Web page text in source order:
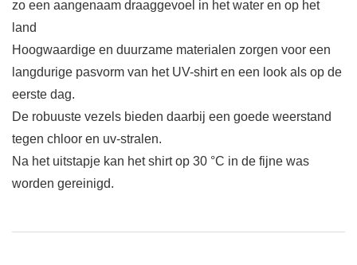
zo een aangenaam draaggevoel in het water en op het
land
Hoogwaardige en duurzame materialen zorgen voor een
langdurige pasvorm van het UV-shirt en een look als op de
eerste dag.
De robuuste vezels bieden daarbij een goede weerstand
tegen chloor en uv-stralen.
Na het uitstapje kan het shirt op 30 °C in de fijne was
worden gereinigd.